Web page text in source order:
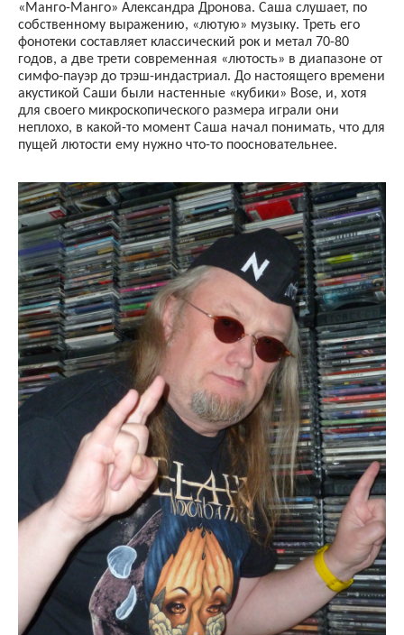
«Манго-Манго» Александра Дронова. Саша слушает, по
собственному выражению, «лютую» музыку. Треть его
фонотеки составляет классический рок и метал 70-80
годов, а две трети современная «лютость» в диапазоне от
симфо-пауэр до трэш-индастриал. До настоящего времени
акустикой Саши были настенные «кубики» Bose, и, хотя
для своего микроскопического размера играли они
неплохо, в какой-то момент Саша начал понимать, что для
пущей лютости ему нужно что-то поосновательнее.